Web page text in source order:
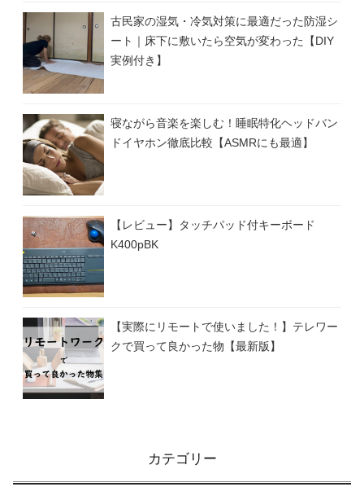
古民家の湿気・冷気対策に最適だった防湿シ
ート｜床下に敷いたら空気が変わった【DIY
実例付き】
寝ながら音楽を楽しむ！睡眠特化ヘッドバン
ドイヤホン徹底比較【ASMRにも最適】
【レビュー】タッチパッド付キーボード
K400pBK
【実際にリモートで使いました！】テレワー
クで買って良かった物【最新版】
カテゴリー